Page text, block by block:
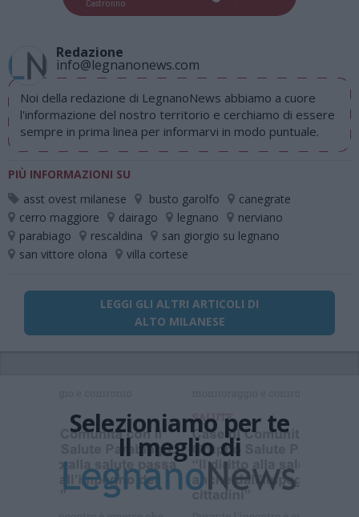
Redazione
info@legnanonews.com
Noi della redazione di LegnanoNews abbiamo a cuore
l'informazione del nostro territorio e cerchiamo di essere
sempre in prima linea per informarvi in modo puntuale.
PIÙ INFORMAZIONI SU
asst ovest milanese
busto garolfo
canegrate
cerro maggiore
dairago legnano
nerviano
parabiago
rescaldina
san giorgio su legnano
san vittore olona
villa cortese
LEGGI GLI ALTRI ARTICOLI DI
ALTO MILANESE
Selezioniamo per te
Il meglio di